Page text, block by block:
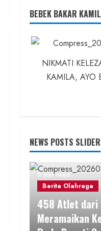
BEBEK BAKAR
NIKMATI
KAMILA, AYO
NEWS POSTS SLIDER
3 min read
Berita Olahraga
458 Atlet dari
Meramaikan